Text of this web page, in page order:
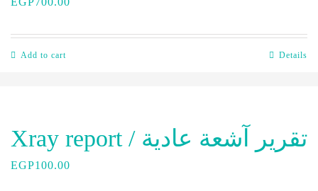
Add to cart Details
Xray report / تقرير آشعة عادية
EGP100.00